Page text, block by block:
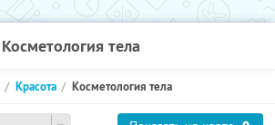
Косметология тела
Красота Косметология тела